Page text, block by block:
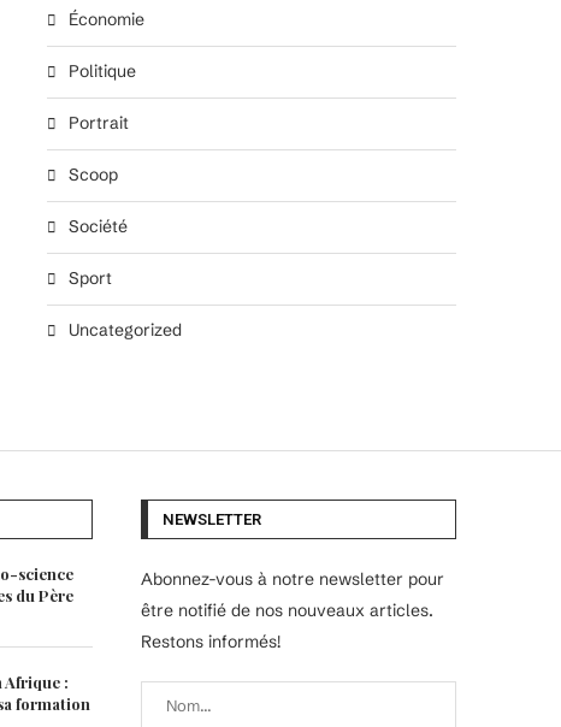
Économie
Politique
Portrait
Scoop
Société
Sport
Uncategorized
science
du Père
Afrique :
formation
NEWSLETTER
Abonnez-vous à notre newsletter pour
être notifié de nos nouveaux articles.
Restons informés!